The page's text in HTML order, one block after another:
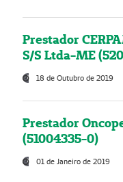
Prestador
S/S Ltda-ME
18 de Outubro de 2019
Prestador
(51004335-0)
01 de Janeiro de 2019